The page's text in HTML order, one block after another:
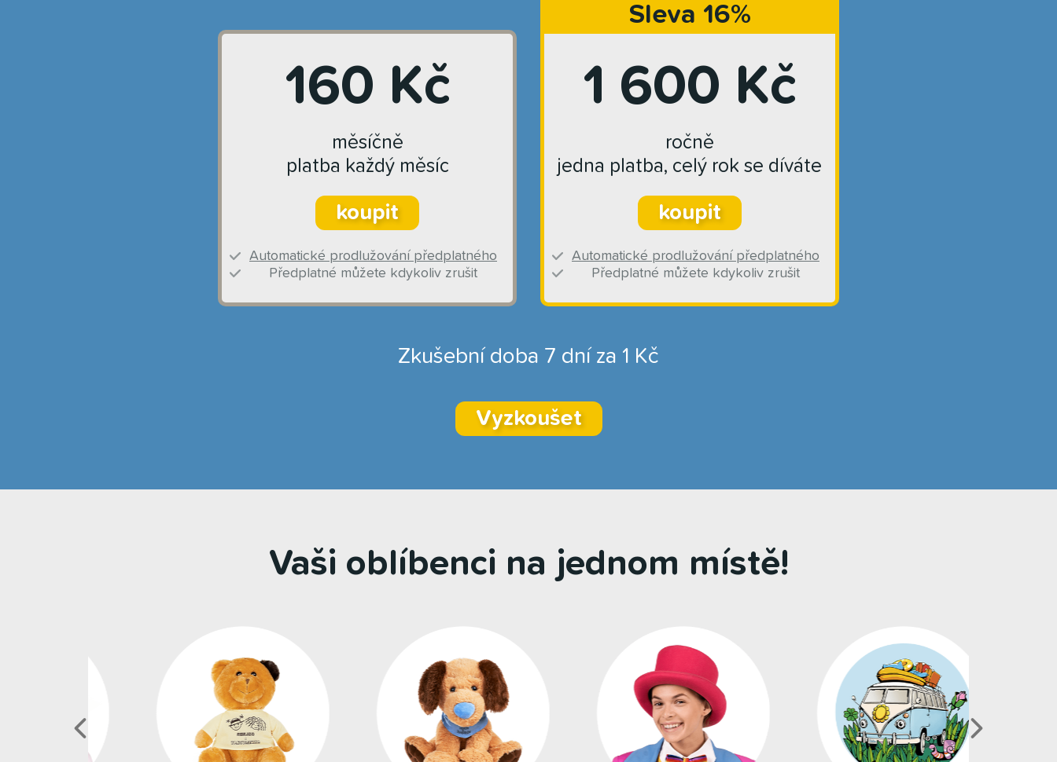
160 Kč
měsíčně
platba každý měsíc
koupit
Automatické prodlužování předplatného
Předplatné můžete kdykoliv zrušit
Sleva 16%
1 600 Kč
ročně
jedna platba, celý rok se díváte
koupit
Automatické prodlužování předplatného
Předplatné můžete kdykoliv zrušit
Zkušební doba 7 dní za 1 Kč
Vyzkoušet
Vaši oblíbenci na jednom místě!